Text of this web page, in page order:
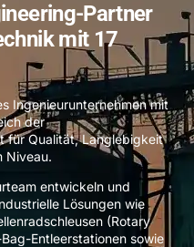
Partner
mit 17
Ingenieurunternehmen mit
der
für Qualität, Langlebigkeit
Niveau.
entwickeln und
Lösungen wie
(Rotary
Entleerstationen sowie